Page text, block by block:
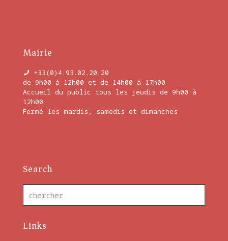
Mairie
+33(0)4.93.02.20.20
de 9h00 à 12h00 et de 14h00 à 17h00
Accueil du public tous les jeudis de 9h00 à
12h00
Fermé les mardis, samedis et dimanches
Search
Links